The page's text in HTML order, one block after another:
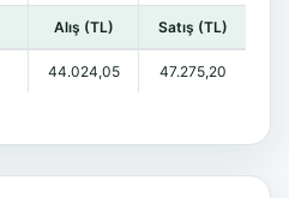
Alış (TL) Satış (TL)
44.024,05 47.275,20